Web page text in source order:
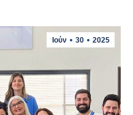
Ιούν 30 2025